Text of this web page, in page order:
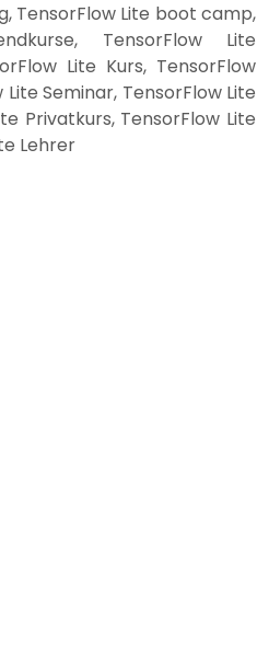
TensorFlow Lite boot camp,
TensorFlow Lite
Lite Kurs, TensorFlow
Seminar, TensorFlow Lite
Privatkurs, TensorFlow Lite
Lehrer